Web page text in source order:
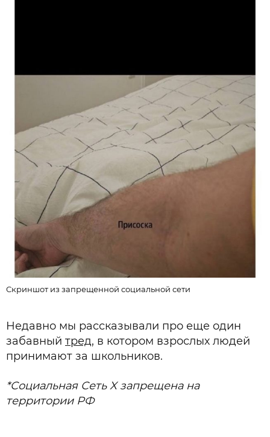
Скриншот из запрещенной социальной сети
Недавно мы рассказывали про еще один
забавный тред, в котором взрослых людей
принимают за школьников.
*Социальная Сеть X запрещена на
территории РФ